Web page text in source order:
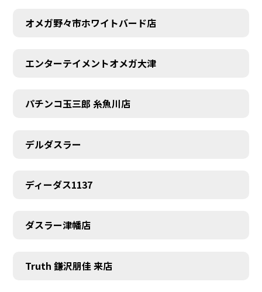
オメガ野々市ホワイトバード店
エンターテイメントオメガ大津
パチンコ玉三郎 糸魚川店
デルダスラー
ディーダス1137
ダスラー津幡店
Truth 鎌沢朋佳 来店